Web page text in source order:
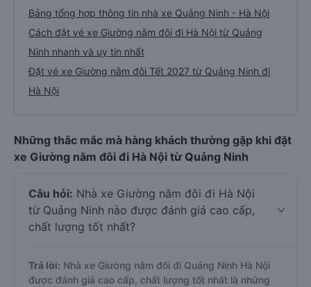
Bảng tổng hợp thông tin nhà xe Quảng Ninh - Hà Nội
Cách đặt vé xe Giường nằm đôi đi Hà Nội từ Quảng
Ninh nhanh và uy tín nhất
Đặt vé xe Giường nằm đôi Tết 2027 từ Quảng Ninh đi
Hà Nội
Những thắc mắc mà hàng khách thường gặp khi đặt
xe Giường nằm đôi đi Hà Nội từ Quảng Ninh
Câu hỏi: Nhà xe Giường nằm đôi đi Hà Nội
từ Quảng Ninh nào được đánh giá cao cấp,
chất lượng tốt nhất?
Trả lời: Nhà xe Giường nằm đôi đi Quảng Ninh Hà Nội
được đánh giá cao cấp, chất lượng tốt nhất là những